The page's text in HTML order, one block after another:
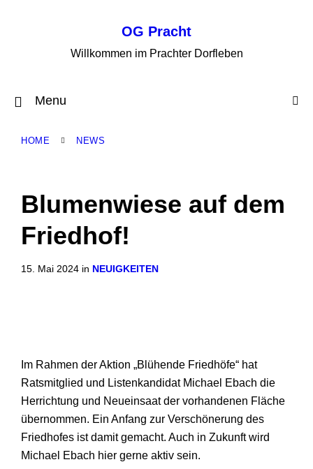
OG Pracht
Willkommen im Prachter Dorfleben
Menu
HOME NEWS
Blumenwiese auf dem
Friedhof!
15. Mai 2024 in NEUIGKEITEN
Im Rahmen der Aktion „Blühende Friedhöfe“ hat
Ratsmitglied und Listenkandidat Michael Ebach die
Herrichtung und Neueinsaat der vorhandenen Fläche
übernommen. Ein Anfang zur Verschönerung des
Friedhofes ist damit gemacht. Auch in Zukunft wird
Michael Ebach hier gerne aktiv sein.